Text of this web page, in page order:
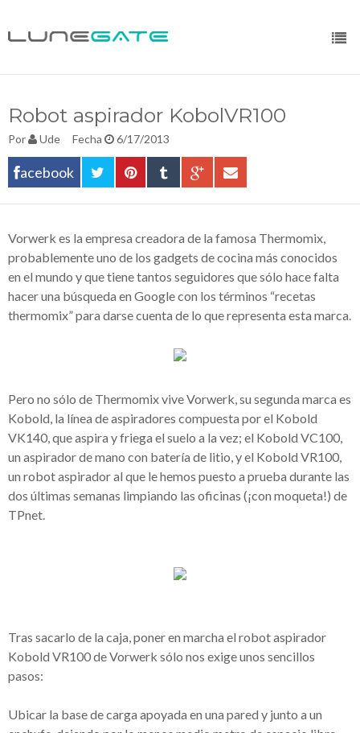
Robot aspirador KobolVR100
Por Ude Fecha 6/17/2013
acebook
Vorwerk es la empresa creadora de la famosa Thermomix,
probablemente uno de los gadgets de cocina más conocidos
en el mundo y que tiene tantos seguidores que sólo hace falta
hacer una búsqueda en Google con los términos “recetas
thermomix” para darse cuenta de lo que representa esta marca.
Pero no sólo de Thermomix vive Vorwerk, su segunda marca es
Kobold, la línea de aspiradores compuesta por el Kobold
VK140, que aspira y friega el suelo a la vez; el Kobold VC100,
un aspirador de mano con batería de litio, y el Kobold VR100,
un robot aspirador al que le hemos puesto a prueba durante las
dos últimas semanas limpiando las oficinas (¡con moqueta!) de
TPnet.
Tras sacarlo de la caja, poner en marcha el robot aspirador
Kobold VR100 de Vorwerk sólo nos exige unos sencillos
pasos:
Ubicar la base de carga apoyada en una pared y junto a un